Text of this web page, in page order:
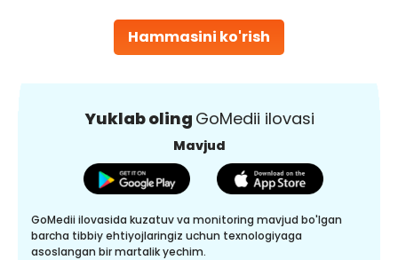
Hammasini ko'rish
Yuklab oling GoMedii ilovasi
Mavjud
GoMedii ilovasida kuzatuv va monitoring mavjud bo'lgan
barcha tibbiy ehtiyojlaringiz uchun texnologiyaga
asoslangan bir martalik yechim.